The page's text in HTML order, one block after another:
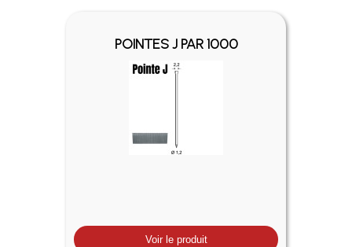
POINTES J PAR 1000
Voir le produit